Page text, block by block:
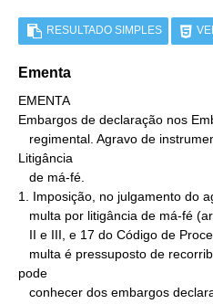
RESULTADO SIMPLES
Ementa
EMENTA
Embargos de declaração nos
Litigância
1. Imposição, no julgamento do
pode